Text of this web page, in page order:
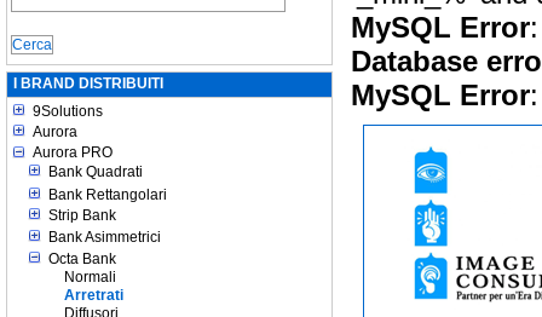
I BRAND DISTRIBUITI
9Solutions
Aurora
Aurora PRO
Bank Quadrati
Bank Rettangolari
Strip Bank
Bank Asimmetrici
Octa Bank
Normali
Arretrati
Diffusori
MySQL Error
Database
MySQL Error